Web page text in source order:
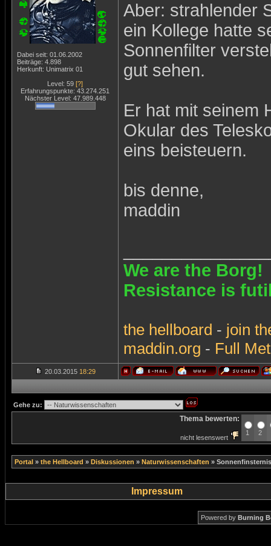
Dabei seit: 01.06.2002
Beiträge: 4.898
Herkunft: Unimatrix 01
Level: 59 [?]
Erfahrungspunkte: 43.274.251
Nächster Level: 47.989.448
Aber: strahlender
ein Kollege hatte
Sonnenfilter
gut sehen.
Er hat mit seinem
Okular des
eins beisteuern.
bis denne,
maddin
We are the Borg!
Resistance is
the hellboard - join
maddin.org - Full
20.03.2015 18:29
Gehe zu:
Thema bewerten:
nicht lesenswert
1 2
Portal » the Hellboard » Diskussionen » Naturwissenschaften » Sonnenfinsternis
Impressum
Powered by Burning